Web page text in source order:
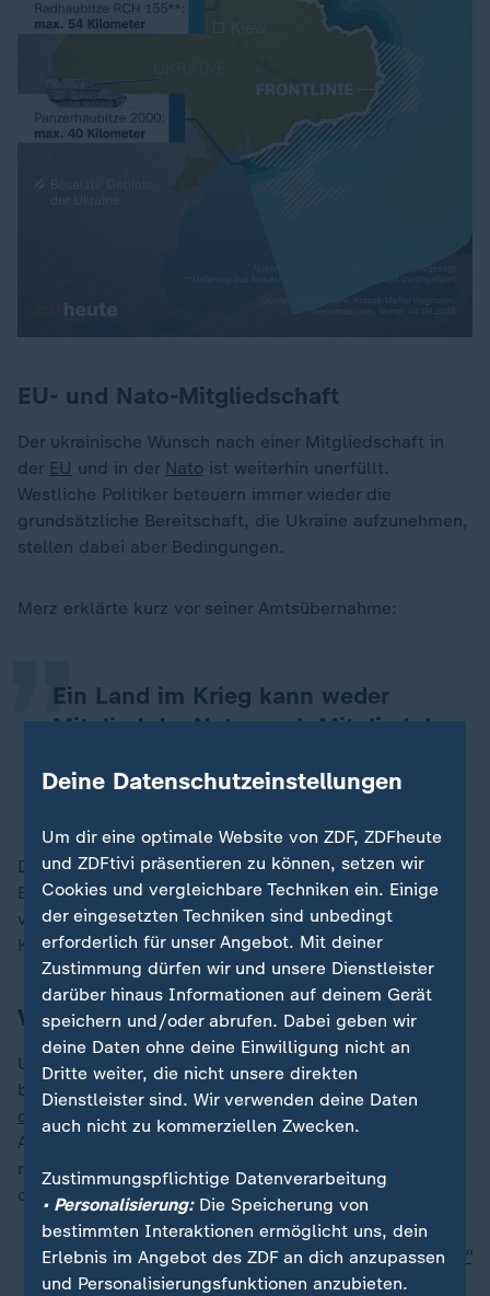
EU- und Nato-Mitgliedschaft
Der ukrainische Wunsch nach einer Mitgliedschaft in
der EU und in der Nato ist weiterhin unerfüllt.
Westliche Politiker beteuern immer wieder die
grundsätzliche Bereitschaft, die Ukraine aufzunehmen,
stellen dabei aber Bedingungen.
Merz erklärte kurz vor seiner Amtsübernahme:
Ein Land im Krieg kann weder
Mitglied der Nato noch Mitglied der
„
Das Versprechen zum EU-Beitritt und die
Beitrittsperspektive für die Nato gelten weiter,
versicherte Merz. "Aber für beides muss zuvor der
Krieg aufhören."
Verhandlungen mit den USA
US-Präsident Donald Trump
hatte im Wahlkampf
behauptet, er könne den
russischen Angriffskrieg in
der Ukraine binnen 24 Stunden beenden. Nach seiner
Amtsübernahme suchte er zunächst die Nähe zum
russischen Präsidenten
Wladimir Putin und kanzelte
den ukrainischen Präsidenten Selenskyj ab.
Ex-US-General: "Trump entweder naiv oder dumm"
Sigmar Gabriel: "Trump will uns loswerden"
Deine Datenschutzeinstellungen
Um dir eine optimale Website von ZDF, ZDFheute
und ZDFtivi präsentieren zu können, setzen wir
Cookies und vergleichbare Techniken ein. Einige
der eingesetzten Techniken sind unbedingt
erforderlich für unser Angebot. Mit deiner
Zustimmung dürfen wir und unsere Dienstleister
darüber hinaus Informationen auf deinem Gerät
speichern und/oder abrufen. Dabei geben wir
deine Daten ohne deine Einwilligung nicht an
Dritte weiter, die nicht unsere direkten
Dienstleister sind. Wir verwenden deine Daten
auch nicht zu kommerziellen Zwecken.
Zustimmungspflichtige Datenverarbeitung
• Personalisierung:Die Speicherung von
bestimmten Interaktionen ermöglicht uns, dein
Erlebnis im Angebot des ZDF an dich anzupassen
und Personalisierungsfunktionen anzubieten.